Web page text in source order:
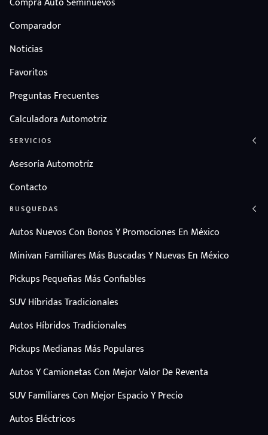
Comparador
Noticias
Favoritos
Preguntas Frecuentes
Calculadora Automotriz
SERVICIOS
Asesoría Automotríz
Contacto
BUSQUEDAS
Autos Nuevos Con Bonos Y Promociones En México
Minivan Familiares Más Buscadas Y Nuevas En México
Pickups Pequeñas Más Confiables
SUV Híbridas Tradicionales
Autos Híbridos Tradicionales
Pickups Medianas Más Populares
Autos Y Camionetas Con Mejor Valor De Reventa
SUV Familiares Con Mejor Espacio Y Precio
Autos Eléctricos